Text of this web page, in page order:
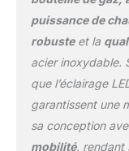
puissance de
robusteet la
acier inoxydable.
que l’éclairage
garantissent une
sa conception
mobilité, rendant